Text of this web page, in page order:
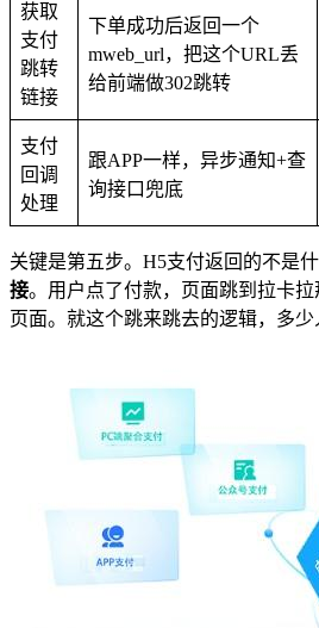
获取
支付
跳转
链接
下单成功后返回一个
mweb_url，把这个URL丢
给前端做302跳转
支付
回调
处理
跟APP一样，异步通知+查
询接口兜底
关键是第五步。H5支付返回的不是
接。用户点了付款，页面跳到拉卡
页面。就这个跳来跳去的逻辑，多少